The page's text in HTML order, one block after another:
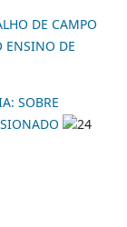
DE CAMPO
ENSINO DE
SOBRE
24